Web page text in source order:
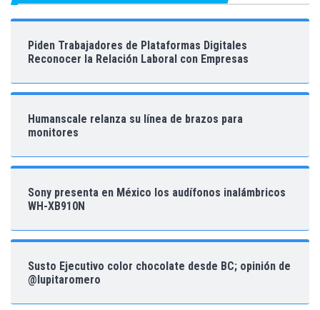
Piden Trabajadores de Plataformas Digitales
Reconocer la Relación Laboral con Empresas
Humanscale relanza su línea de brazos para
monitores
Sony presenta en México los audífonos inalámbricos
WH-XB910N
Susto Ejecutivo color chocolate desde BC; opinión de
@lupitaromero